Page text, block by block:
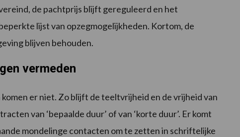
de pachtprijs blijft gereguleerd en het
lijst van opzegmogelijkheden. Kortom, de
blijven behouden.
vermeden
er niet. Zo blijft de teeltvrijheid en de vrijheid van
van ‘bepaalde duur’ of van ‘korte duur’. Er komt
mondelinge contacten om te zetten in schriftelijke